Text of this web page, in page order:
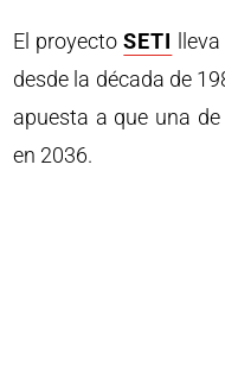
El proyectoSETI
desde la década de
apuesta a que una
en 2036.